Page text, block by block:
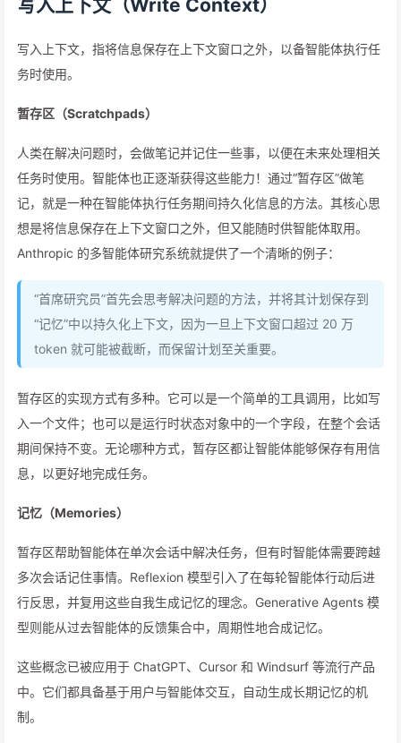
写入上下文（Write Context）
写入上下文，指将信息保存在上下文窗口之外，以备智能体执行任
务时使用。
暂存区（Scratchpads）
人类在解决问题时，会做笔记并记住一些事，以便在未来处理相关
任务时使用。智能体也正逐渐获得这些能力！通过“暂存区”做笔
记，就是一种在智能体执行任务期间持久化信息的方法。其核心思
想是将信息保存在上下文窗口之外，但又能随时供智能体取用。
Anthropic 的多智能体研究系统就提供了一个清晰的例子：
“首席研究员”首先会思考解决问题的方法，并将其计划保存到
“记忆”中以持久化上下文，因为一旦上下文窗口超过 20 万
token 就可能被截断，而保留计划至关重要。
暂存区的实现方式有多种。它可以是一个简单的工具调用，比如写
入一个文件；也可以是运行时状态对象中的一个字段，在整个会话
期间保持不变。无论哪种方式，暂存区都让智能体能够保存有用信
息，以更好地完成任务。
记忆（Memories）
暂存区帮助智能体在单次会话中解决任务，但有时智能体需要跨越
多次会话记住事情。Reflexion 模型引入了在每轮智能体行动后进
行反思，并复用这些自我生成记忆的理念。Generative Agents 模
型则能从过去智能体的反馈集合中，周期性地合成记忆。
这些概念已被应用于 ChatGPT、Cursor 和 Windsurf 等流行产品
中。它们都具备基于用户与智能体交互，自动生成长期记忆的机
制。